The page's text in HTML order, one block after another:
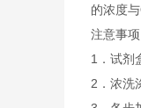
的浓度
注意事项
1．试剂
2．浓洗